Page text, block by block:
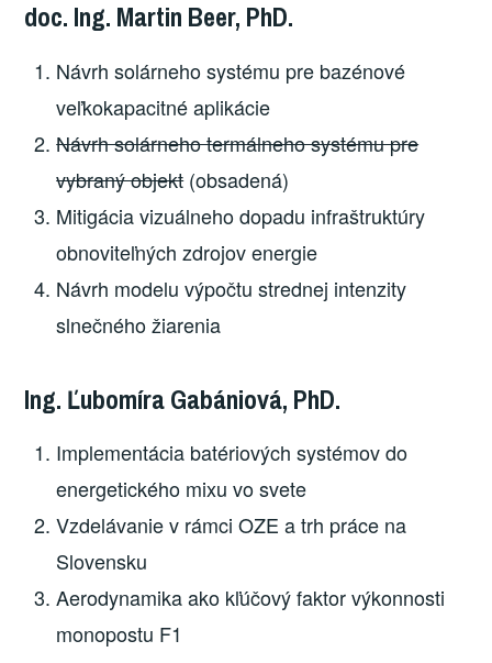
doc. Ing. Martin Beer, PhD.
Návrh solárneho systému pre bazénové
veľkokapacitné aplikácie
Návrh solárneho termálneho systému pre
vybraný objekt(obsadená)
Mitigácia vizuálneho dopadu infraštruktúry
obnoviteľných zdrojov energie
Návrh modelu výpočtu strednej intenzity
slnečného žiarenia
Ing. Ľubomíra Gabániová, PhD.
Implementácia batériových systémov do
energetického mixu vo svete
Vzdelávanie v rámci OZE a trh práce na
Slovensku
Aerodynamika ako kľúčový faktor výkonnosti
monopostu F1